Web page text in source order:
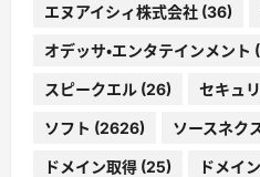
エヌアイシィ株式会社 (36)
オデッサ・エンタテインメント
スピークエル (26) セキュ
ソフト (2626) ソースネク
ドメイン取得 (25) ドメイ